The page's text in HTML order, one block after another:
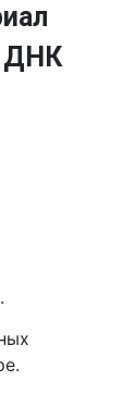
ДНК